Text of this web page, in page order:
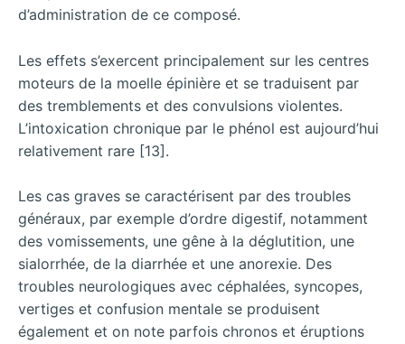
d’administration de ce composé.
Les effets s’exercent principalement sur les centres
moteurs de la moelle épinière et se traduisent par
des tremblements et des convulsions violentes.
L’intoxication chronique par le phénol est aujourd’hui
relativement rare [13].
Les cas graves se caractérisent par des troubles
généraux, par exemple d’ordre digestif, notamment
des vomissements, une gêne à la déglutition, une
sialorrhée, de la diarrhée et une anorexie. Des
troubles neurologiques avec céphalées, syncopes,
vertiges et confusion mentale se produisent
également et on note parfois chronos et éruptions